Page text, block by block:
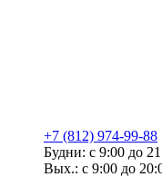
+7 (812) 974-99-88
Будни: с 9:00 до
Вых.: с 9:00 до